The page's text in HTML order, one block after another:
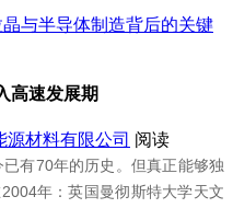
与半导体制造背后的关键
高速发展期
源材料有限公司 阅读
有70年的历史。但真正能够独
年：英国曼彻斯特大学天文